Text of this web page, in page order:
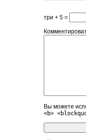
три + 5 =
Вы можете
<b>